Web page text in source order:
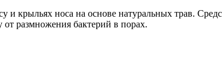
носа на основе натуральных трав.
размножения бактерий в порах.